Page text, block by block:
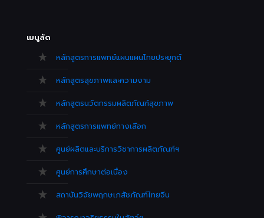
เมนูลัด
หลักสูตรการแพทย์แผนแผนไทยประยุกต์
หลักสูตรสุขภาพและความงาม
หลักสูตรนวัตกรรมผลิตภัณฑ์สุขภาพ
หลักสูตรการแพทย์ทางเลือก
ศูนย์ผลิตและบริการวิชาการผลิตภัณฑ์ฯ
ศูนย์การศึกษาต่อเนื่อง
สถาบันวิจัยพฤกษเภสัชภัณฑ์ไทยจีน